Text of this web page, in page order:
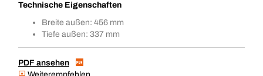
Technische Eigenschaften
Breite außen: 456 mm
Tiefe außen: 337 mm
PDF ansehen